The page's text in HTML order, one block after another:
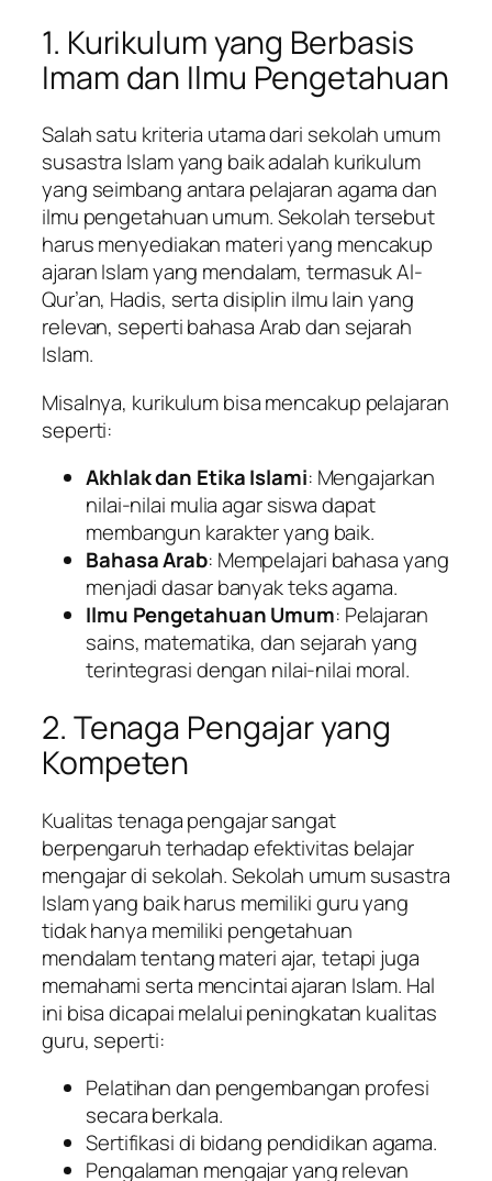
1. Kurikulum yang Berbasis
Imam dan Ilmu Pengetahuan
Salah satu kriteria utama dari sekolah umum
susastra Islam yang baik adalah kurikulum
yang seimbang antara pelajaran agama dan
ilmu pengetahuan umum. Sekolah tersebut
harus menyediakan materi yang mencakup
ajaran Islam yang mendalam, termasuk Al-
Qur’an, Hadis, serta disiplin ilmu lain yang
relevan, seperti bahasa Arab dan sejarah
Islam.
Misalnya, kurikulum bisa mencakup pelajaran
seperti:
Akhlak dan Etika Islami: Mengajarkan
nilai-nilai mulia agar siswa dapat
membangun karakter yang baik.
Bahasa Arab: Mempelajari bahasa yang
menjadi dasar banyak teks agama.
Ilmu Pengetahuan Umum: Pelajaran
sains, matematika, dan sejarah yang
terintegrasi dengan nilai-nilai moral.
2. Tenaga Pengajar yang
Kompeten
Kualitas tenaga pengajar sangat
berpengaruh terhadap efektivitas belajar
mengajar di sekolah. Sekolah umum susastra
Islam yang baik harus memiliki guru yang
tidak hanya memiliki pengetahuan
mendalam tentang materi ajar, tetapi juga
memahami serta mencintai ajaran Islam. Hal
ini bisa dicapai melalui peningkatan kualitas
guru, seperti:
Pelatihan dan pengembangan profesi
secara berkala.
Sertifikasi di bidang pendidikan agama.
Pengalaman mengajar yang relevan